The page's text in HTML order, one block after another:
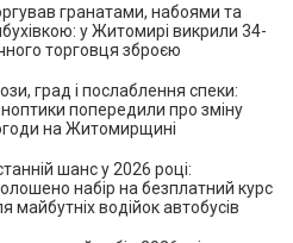
гранатами, набоями та
у Житомирі викрили 34-
торговця зброєю
град і послаблення спеки:
попередили про зміну
на Житомирщині
шанс у 2026 році:
набір на безплатний курс
майбутніх водійок автобусів